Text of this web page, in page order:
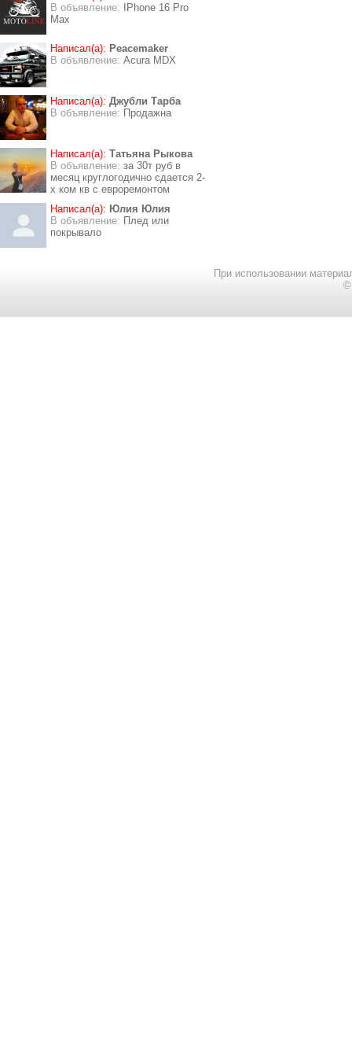
В объявление:
IPhone 16 Pro
Max
Написал(а): Peacemaker
В объявление: Acura MDX
Написал(а): Джубли Тарба
В объявление: Продажна
Написал(а): Татьяна Рыкова
В объявление: за 30т руб в
месяц круглогодично сдается 2-
х ком кв с евроремонтом
Написал(а): Юлия Юлия
В объявление: Плед или
покрывало
При использовании